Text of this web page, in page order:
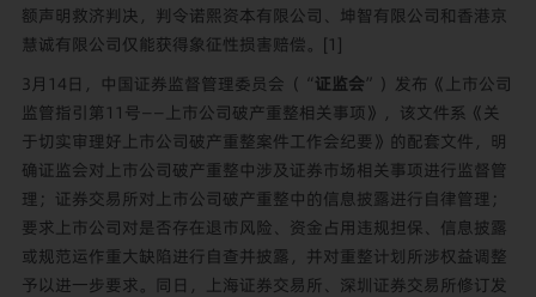
额声明救济判决，判令诺熙资本有限公司、坤智有限公司和香港京
慧诚有限公司仅能获得象征性损害赔偿。 [1]
3月14日，中国证券监督管理委员会（“证监会”）发布《上市公司
监管指引第11号——上市公司破产重整相关事项》，该文件系《关
于切实审理好上市公司破产重整案件工作会纪要》的配套文件，明
确证监会对上市公司破产重整中涉及证券市场相关事项进行监督管
理；证券交易所对上市公司破产重整中的信息披露进行自律管理；
要求上市公司对是否存在退市风险、资金占用违规担保、信息披露
或规范运作重大缺陷进行自查并披露，并对重整计划所涉权益调整
予以进一步要求。同日，上海证券交易所、深圳证券交易所修订发